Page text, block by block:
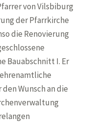
von Vilsbiburg
der Pfarrkirche
die Renovierung
Bauabschnitt I. Er
Wunsch an die